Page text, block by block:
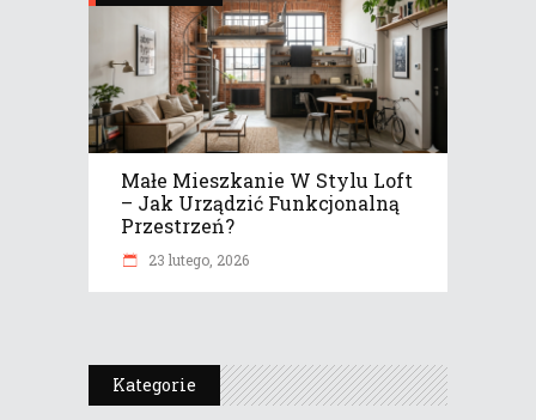
Małe Mieszkanie W Stylu Loft
– Jak Urządzić Funkcjonalną
Przestrzeń?
23 lutego, 2026
Kategorie